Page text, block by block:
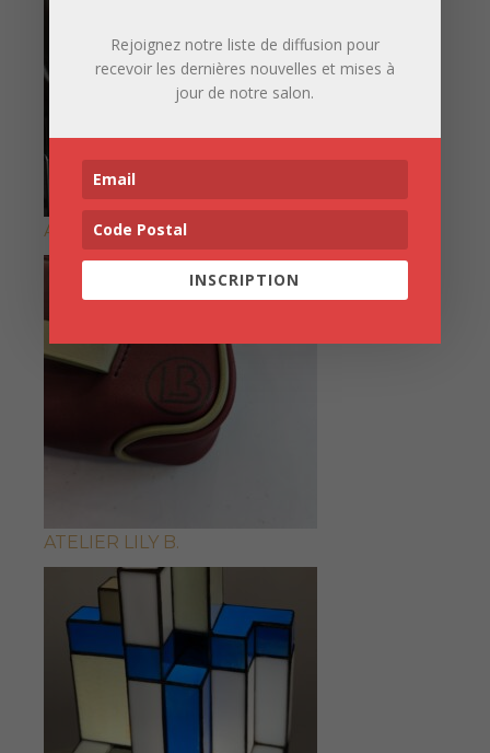
ATELIER KOAD
ATELIER LILY B.
Rejoignez notre liste de diffusion pour
recevoir les dernières nouvelles et mises à
jour de notre salon.
INSCRIPTION